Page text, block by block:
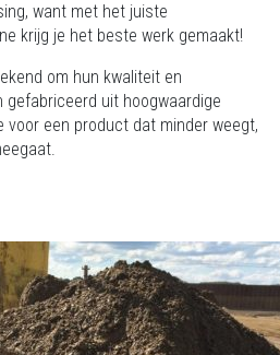
want met het juiste
krijg je het beste werk gemaakt!
om hun kwaliteit en
gefabriceerd uit hoogwaardige
voor een product dat minder weegt,